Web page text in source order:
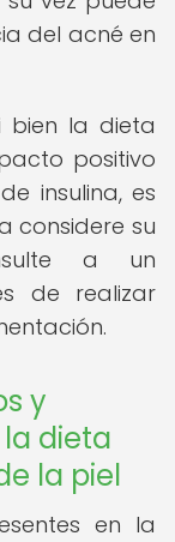
del acné en
bien la dieta
positivo
insulina, es
considere su
a un
de realizar
y
dieta
la piel
en la